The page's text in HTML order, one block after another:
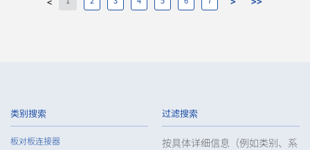
IMSA-13065B-20Y917
类别搜索
板对板连接器
过滤搜索
按具体详细信息（例如类别、系